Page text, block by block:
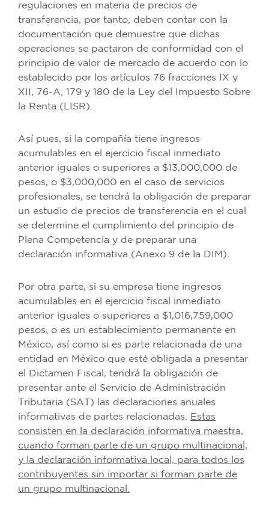
regulaciones en materia de precios de
transferencia, por tanto, deben contar con la
documentación que demuestre que dichas
operaciones se pactaron de conformidad con el
principio de valor de mercado de acuerdo con lo
establecido por los artículos 76 fracciones IX y
XII, 76-A, 179 y 180 de la Ley del Impuesto Sobre
la Renta (LISR).
Así pues, si la compañía tiene ingresos
acumulables en el ejercicio fiscal inmediato
anterior iguales o superiores a $13,000,000 de
pesos, o $3,000,000 en el caso de servicios
profesionales, se tendrá la obligación de preparar
un estudio de precios de transferencia en el cual
se determine el cumplimiento del principio de
Plena Competencia y de preparar una
declaración informativa (Anexo 9 de la DIM).
Por otra parte, si su empresa tiene ingresos
acumulables en el ejercicio fiscal inmediato
anterior iguales o superiores a $1,016,759,000
pesos, o es un establecimiento permanente en
México, así como si es parte relacionada de una
entidad en México que esté obligada a presentar
el Dictamen Fiscal, tendrá la obligación de
presentar ante el Servicio de Administración
Tributaria (SAT) las declaraciones anuales
informativas de partes relacionadas.
Estas
consisten en la declaración informativa maestra,
cuando forman parte de un grupo multinacional,
y la declaración informativa local, para todos los
contribuyentes sin importar si forman parte de
un grupo multinacional.